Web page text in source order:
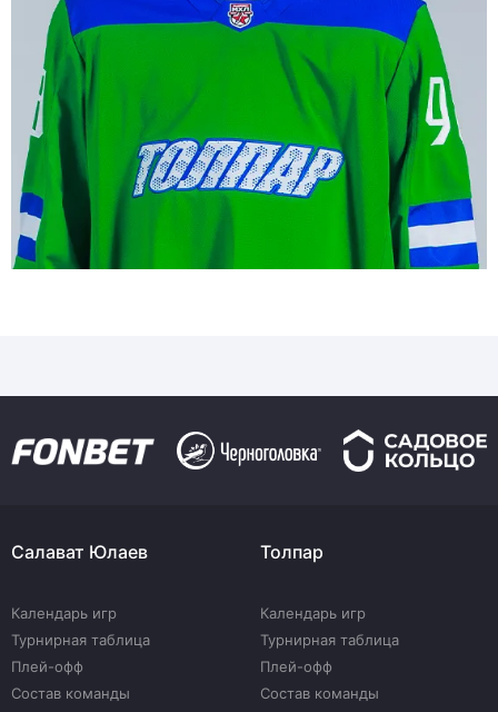
Салават Юлаев
Календарь игр
Турнирная таблица
Плей-офф
Состав команды
Толпар
Календарь игр
Турнирная таблица
Плей-офф
Состав команды